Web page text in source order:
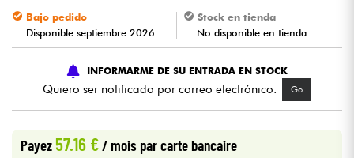
Niños
Cables & Acces.
Bundle
Bajo pedido
Disponible septiembre 2026
Stock en tienda
No disponible en tienda
INFORMARME DE SU ENTRADA EN STOCK
Quiero ser notificado por correo electrónico. Go
Payez57.16 €/ mois par carte bancaire